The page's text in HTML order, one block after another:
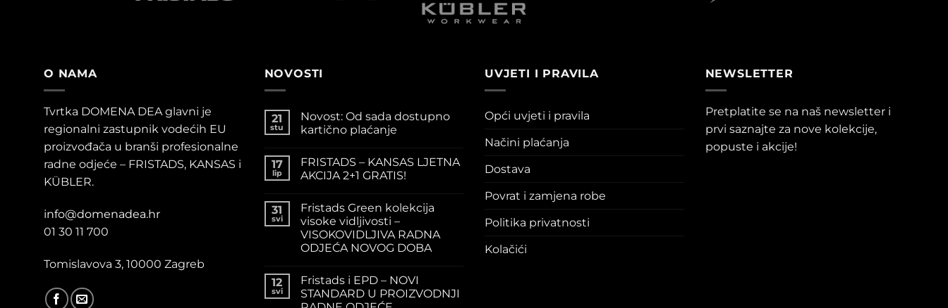
O NAMA
Tvrtka DOMENA DEA glavni je
regionalni zastupnik vodećih EU
proizvođača u branši profesionalne
radne odjeće – FRISTADS, KANSAS i
KÜBLER.
info@domenadea.hr
01 30 11 700
Tomislavova 3, 10000 Zagreb
NOVOSTI
21
stu
Novost: Od sada dostupno
kartično plaćanje
17
lip
FRISTADS – KANSAS LJETNA
AKCIJA 2+1 GRATIS!
31
svi
Fristads Green kolekcija
visoke vidljivosti –
VISOKOVIDLJIVA RADNA
ODJEĆA NOVOG DOBA
12
svi
Fristads i EPD – NOVI
STANDARD U PROIZVODNJI
UVJETI I PRAVILA
Opći uvjeti i pravila
Načini plaćanja
Dostava
Povrat i zamjena robe
Politika privatnosti
Kolačići
NEWSLETTER
Pretplatite se na naš newsletter i
prvi saznajte za nove kolekcije,
popuste i akcije!